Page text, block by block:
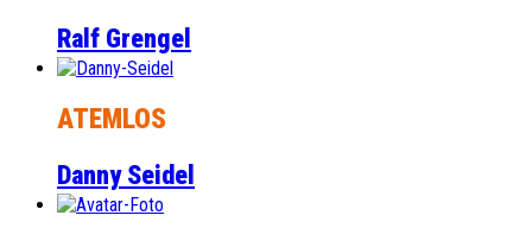
Ralf Grengel
ATEMLOS
Danny Seidel